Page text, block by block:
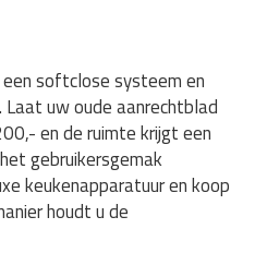
een softclose systeem en
uw oude aanrechtblad
en de ruimte krijgt een
gebruikersgemak
keukenapparatuur en koop
houdt u de